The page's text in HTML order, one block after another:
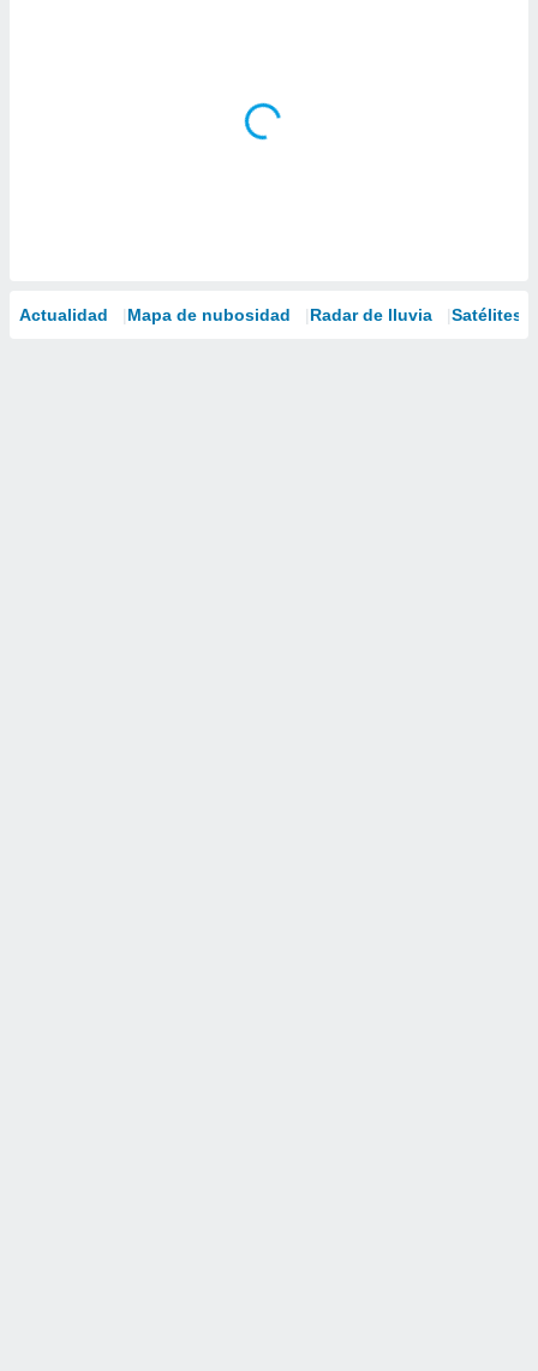
Actualidad Mapa de nubosidad Radar de lluvia Satélites